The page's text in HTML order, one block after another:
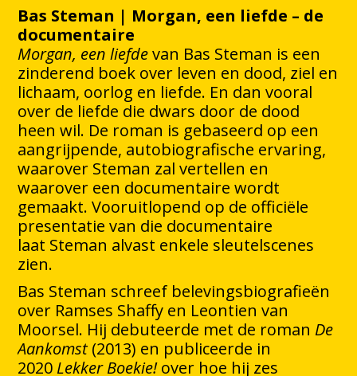
Bas Steman | Morgan, een liefde – de
documentaire
Morgan, een liefdevan Bas Steman is een
zinderend boek over leven en dood, ziel en
lichaam, oorlog en liefde. En dan vooral
over de liefde die dwars door de dood
heen wil. De roman is gebaseerd op een
aangrijpende, autobiografische ervaring,
waarover Steman zal vertellen en
waarover een documentaire wordt
gemaakt. Vooruitlopend op de officiële
presentatie van die documentaire
laat Steman alvast enkele sleutelscenes
zien.
Bas Steman schreef belevingsbiografieën
over Ramses Shaffy en Leontien van
Moorsel. Hij debuteerde met de roman De
Aankomst(2013) en publiceerde in
2020 Lekker Boekie!over hoe hij zes